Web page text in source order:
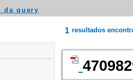
da query
1 resultados